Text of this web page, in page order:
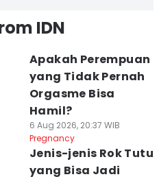
IDN
Apakah Perempuan
yang Tidak Pernah
Orgasme Bisa
Hamil?
6 Aug 2026, 20:37 WIB
Pregnancy
Jenis-jenis Rok Tutu
yang Bisa Jadi